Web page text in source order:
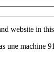
website in
une machine